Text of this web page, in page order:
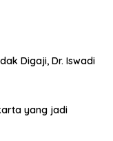
Digaji, Dr. Iswadi
yang jadi